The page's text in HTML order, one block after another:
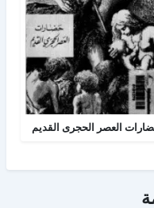
العصر الحجرى القديم